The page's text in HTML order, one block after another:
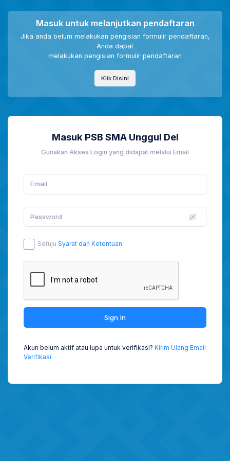
Masuk PSB SMA Unggul Del
Gunakan Akses Login yang didapat melalui Email
Setuju Syarat dan Ketentuan
Sign In
Akun belum aktif atau lupa untuk verifikasi? Kirim Ulang Email
Verifikasi
Masuk untuk melanjutkan pendaftaran
Jika anda belum melakukan pengisian formulir pendaftaran,
Anda dapat
melakukan pengisian formulir pendaftaran
Klik Disini